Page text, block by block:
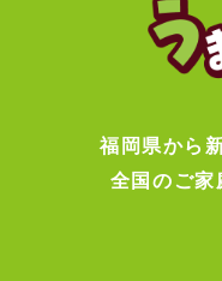
福岡県から
全国のご家